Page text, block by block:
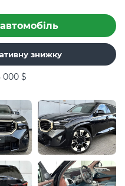
знижку
000 $